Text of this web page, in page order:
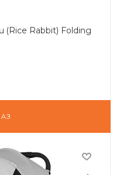
(Rice Rabbit) Folding